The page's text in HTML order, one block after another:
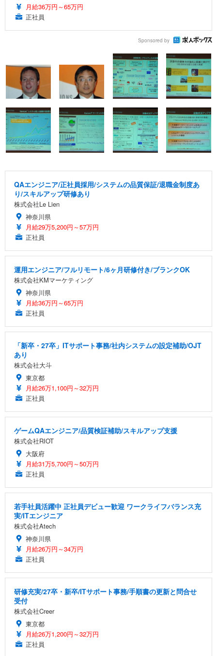
月給36万円～65万円
正社員
Sponsored by
QAエンジニア/正社員採用/システムの品質保証/退職金制度あ
り/スキルアップ研修あり
株式会社Le Lien
神奈川県
月給29万5,200円～57万円
正社員
運用エンジニア/フルリモート/6ヶ月研修付き/ブランクOK
株式会社KMマーケティング
神奈川県
月給36万円～65万円
正社員
「新卒・27卒」ITサポート事務/社内システムの設定補助/OJT
あり
株式会社大斗
東京都
月給26万1,100円～32万円
正社員
ゲームQAエンジニア/品質検証補助/スキルアップ支援
株式会社RIOT
大阪府
月給31万5,700円～50万円
正社員
若手社員活躍中 正社員デビュー歓迎 ワークライフバランス充
実/ITエンジニア
株式会社Atech
神奈川県
月給26万円～34万円
正社員
研修充実/27卒・新卒/ITサポート事務/手順書の更新と問合せ
受付
株式会社Creer
東京都
月給26万1,200円～32万円
正社員